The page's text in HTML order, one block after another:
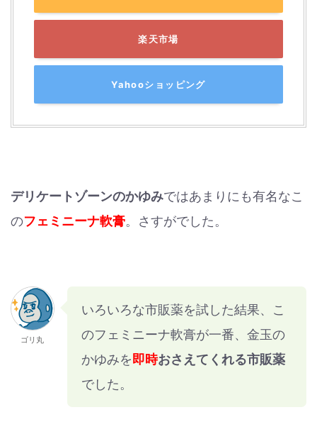
楽天市場
Yahooショッピング
デリケートゾーンのかゆみではあまりにも有名なこ
のフェミニーナ軟膏。さすがでした。
ゴリ丸
いろいろな市販薬を試した結果、こ
のフェミニーナ軟膏が一番、金玉の
かゆみを即時おさえてくれる市販薬
でした。